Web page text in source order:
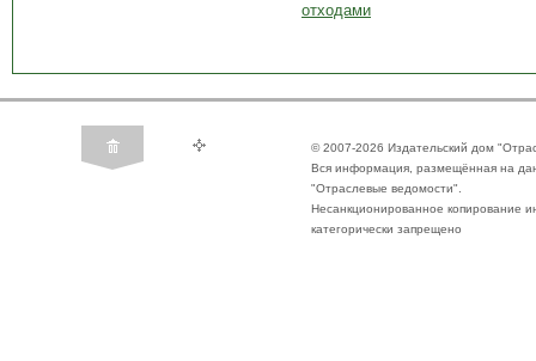
отходами
© 2007-2026 Издательский дом
Вся информация, размещённая на
"Отраслевые ведомости".
Несанкционированное копирование
категорически запрещено